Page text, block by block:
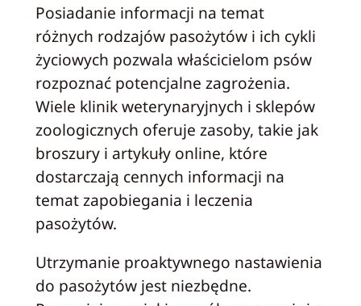
Posiadanie informacji na temat
różnych rodzajów pasożytów i ich cykli
życiowych pozwala właścicielom psów
rozpoznać potencjalne zagrożenia.
Wiele klinik weterynaryjnych i sklepów
zoologicznych oferuje zasoby, takie jak
broszury i artykuły online, które
dostarczają cennych informacji na
temat zapobiegania i leczenia
pasożytów.
Utrzymanie proaktywnego nastawienia
do pasożytów jest niezbędne.